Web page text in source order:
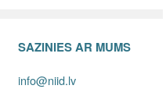
SAZINIES AR MUMS
info@niid.lv